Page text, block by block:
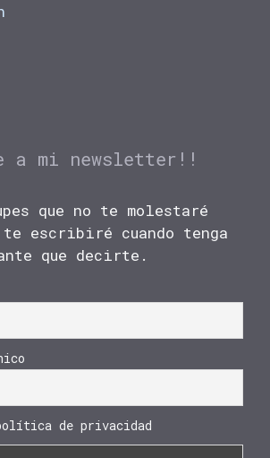
a mi newsletter!!
que no te molestaré
te escribiré cuando tenga
que decirte.
de privacidad